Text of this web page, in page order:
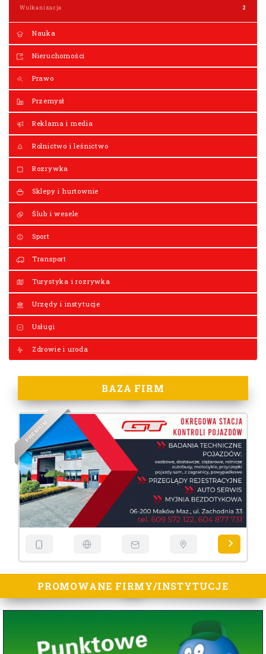
Wulkanizacja 2
Nauka
Nieruchomości
Prawo
Przemysł
Reklama i media
Rolnictwo i leśnictwo
Rozrywka
Sklepy i hurtownie
Ślub i wesele
Sport
Transport
Turystyka i rozrywka
Urzędy i instytucje
Usługi
Zdrowie i uroda
BAZA FIRM
PREM
I
UM
PROMOWANE FIRMY/INSTYTUCJE